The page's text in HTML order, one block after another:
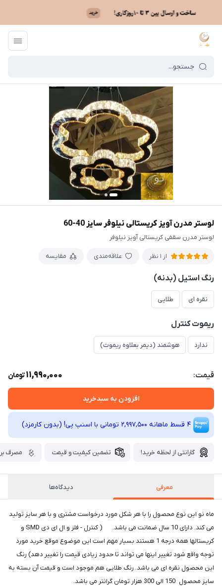
ماه نو / فهرست محصولات
لوستر مدرن آویز کریستالی نیلوفر سایز 40-60
لوستر مدرن سقفی کریستالی آویز نیلوفر
از 1 نظر علاقه‌مندی مقایسه
رنگ استیل (بدنه)
نقره ای طلایی
ریموت کنترل
ندارد هوشمند (دیمر بعلاوه ریموت)
قیمت: 11,990,000تومان
افزودن به سبدخرید
4 قسط ماهانه 2,997,500 تومانی با اسنپ ‌پی! (بدون کارمزد)
گارانتی از لحظه خرید! تضمین کیفیت و قیمت مصرف
معرفی دیدگاه‌ها
ماه نو این نوع محصول را با هر شکل مورد درخواست مشتری و با هر سایز تولید
می کند. دارای 10 سال ضمانت می باشد. ( کنترل - فلز و ال ای دی SMD و
کریستالها همه درجه 1 هستند بسیار مهم است این موضوع موقع خرید مورد
توجه واقع شود تغییر اینها می تواند تا حدود زیادی قیمت را تغییر دهد) رنگ
این محصول نقره ای می باشد. رنگ طلایی هم موجود است و قیمت آن بسته به
سایز محصول 150 الی 300 هزار تومان گرانتر می باشد.